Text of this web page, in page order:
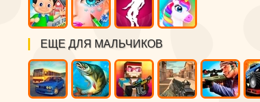
ЕЩЕ ДЛЯ МАЛЬЧИКОВ